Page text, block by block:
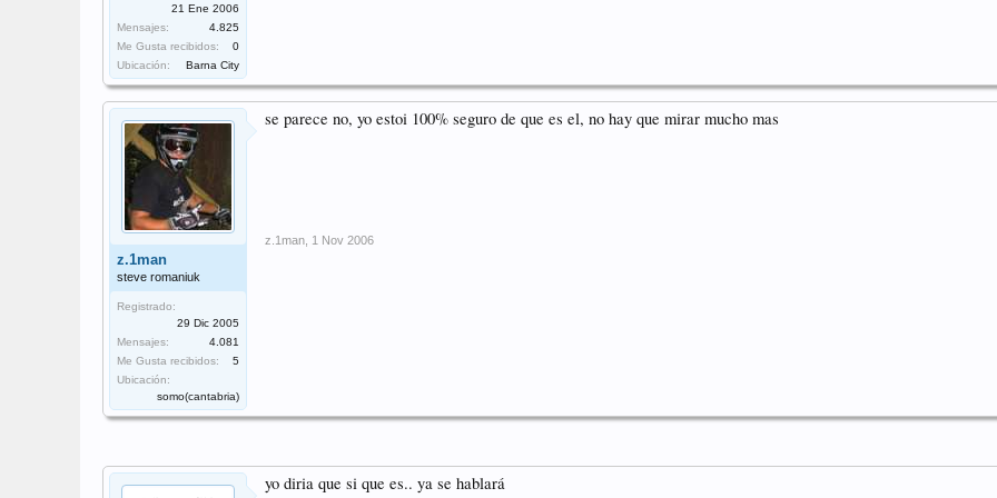
21 Ene 2006
Mensajes:
4.825
Me Gusta recibidos:
0
Ubicación:
Barna City
z.1man
steve romaniuk
Registrado:
29 Dic 2005
Mensajes:
4.081
Me Gusta recibidos:
5
Ubicación:
somo(cantabria)
se parece no, yo estoi 100% seguro de que es el, no hay que mirar mucho mas
z.1man 1 Nov 2006
yo diria que si que es.. ya se hablará